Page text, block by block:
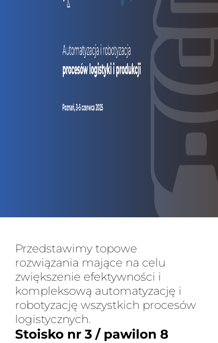
Przedstawimy topowe
rozwiązania mające na celu
zwiększenie efektywności i
kompleksową automatyzację i
robotyzację wszystkich procesów
logistycznych.
Stoisko nr 3 / pawilon 8